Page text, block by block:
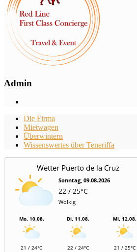
Admin
Die Firma
Mietwagen
Überwintern
Wissenswertes über Teneriffa
Wetter Puerto de la Cruz
Sonntag, 09.08.2026
22 / 25°C
Wolkig
Mo, 10.08.
21 / 24°C
Di, 11.08.
22 / 24°C
Mi, 12.08.
21 / 25°C